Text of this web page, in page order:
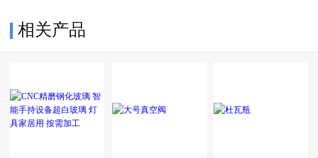
相关产品